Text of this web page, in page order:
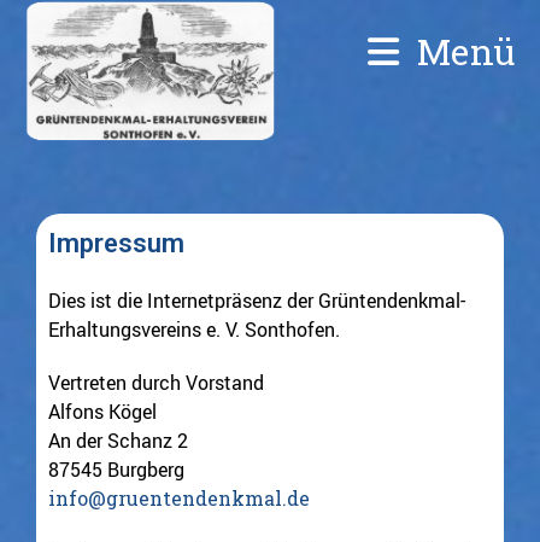
Menü
Impressum
Dies ist die Internetpräsenz der Grüntendenkmal-
Erhaltungsvereins e. V. Sonthofen.
Vertreten durch Vorstand
Alfons Kögel
An der Schanz 2
87545 Burgberg
info@gruentendenkmal.de